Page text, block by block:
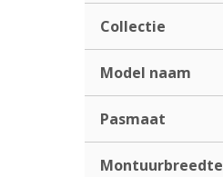
Collectie
Model naam
Pasmaat
Montuurbreedte